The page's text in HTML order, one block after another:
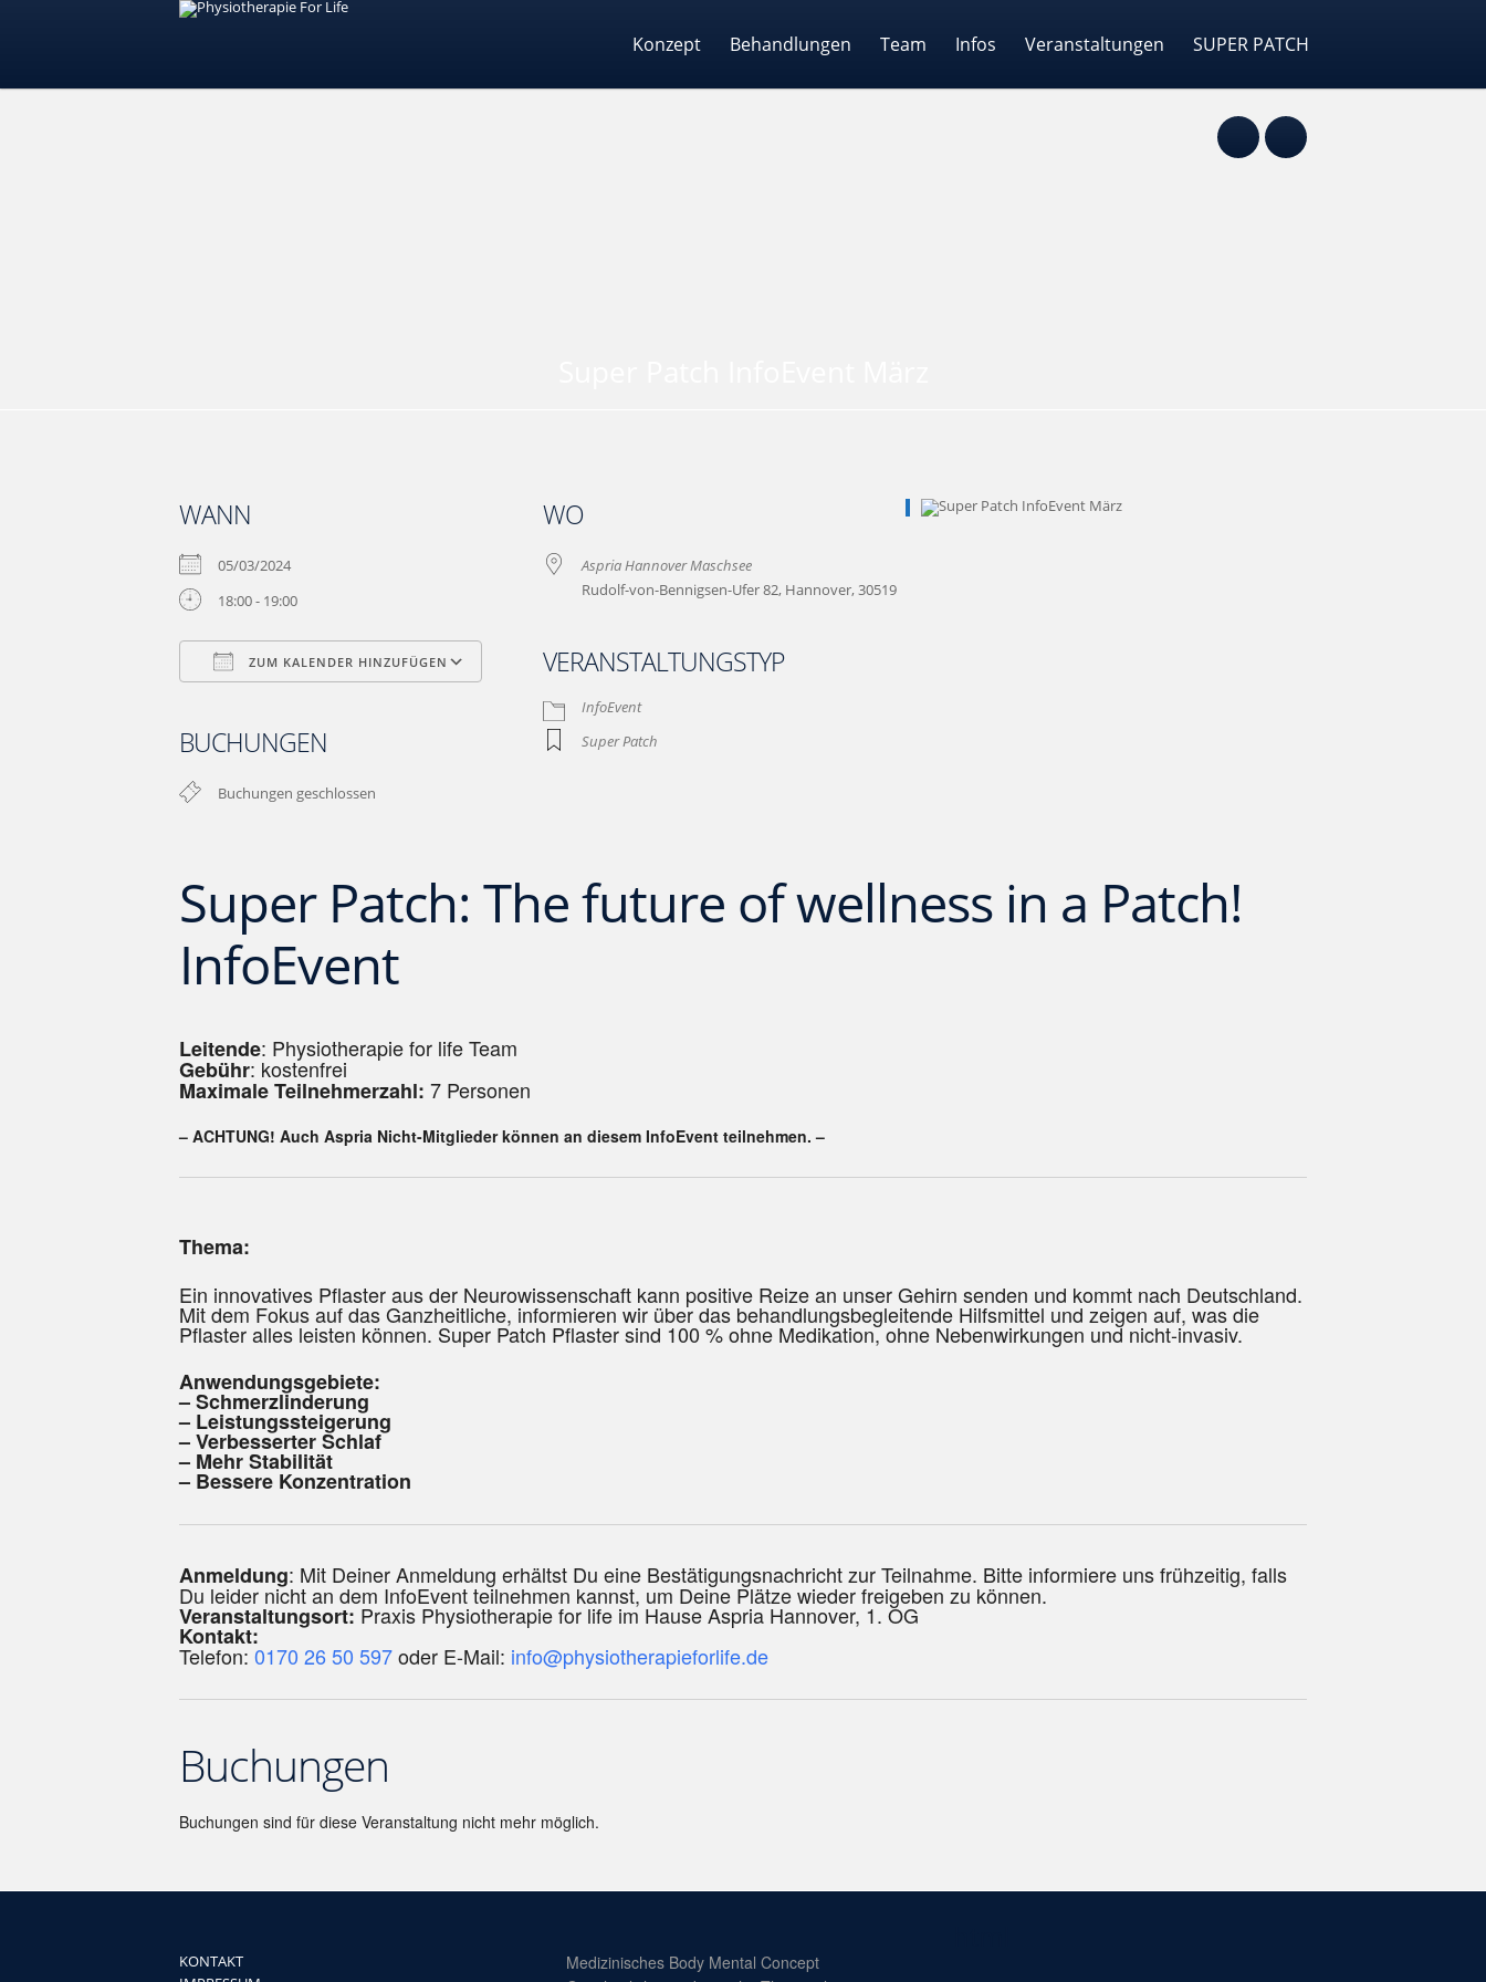
Konzept Behandlungen Team Infos Veranstaltungen SUPER PATCH
WANN
05/03/2024
18:00 - 19:00
ZUM KALENDER HINZUFÜGEN
BUCHUNGEN
Buchungen geschlossen
WO
Aspria Hannover Maschsee
Rudolf-von-Bennigsen-Ufer 82, Hannover, 30519
VERANSTALTUNGSTYP
InfoEvent
Super Patch
Super Patch: The future of wellness in a Patch!
InfoEvent
Leitende: Physiotherapie for life Team
Gebühr: kostenfrei
Maximale Teilnehmerzahl: 7 Personen
– ACHTUNG! Auch Aspria Nicht-Mitglieder können an diesem InfoEvent teilnehmen. –
Thema:
Ein innovatives Pflaster aus der Neurowissenschaft kann positive Reize an unser Gehirn senden und kommt nach Deutschland.
Mit dem Fokus auf das Ganzheitliche, informieren wir über das behandlungsbegleitende Hilfsmittel und zeigen auf, was die
Pflaster alles leisten können. Super Patch Pflaster sind 100 % ohne Medikation, ohne Nebenwirkungen und nicht-invasiv.
Anwendungsgebiete:
– Schmerzlinderung
– Leistungssteigerung
– Verbesserter Schlaf
– Mehr Stabilität
– Bessere Konzentration
Anmeldung: Mit Deiner Anmeldung erhältst Du eine Bestätigungsnachricht zur Teilnahme. Bitte informiere uns frühzeitig, falls
Du leider nicht an dem InfoEvent teilnehmen kannst, um Deine Plätze wieder freigeben zu können.
Veranstaltungsort: Praxis Physiotherapie for life im Hause Aspria Hannover, 1. OG
Kontakt:
Telefon: 0170 26 50 597oder E-Mail: info@physiotherapieforlife.de
Buchungen
Buchungen sind für diese Veranstaltung nicht mehr möglich.
KONTAKT
Medizinisches Body Mental Concept